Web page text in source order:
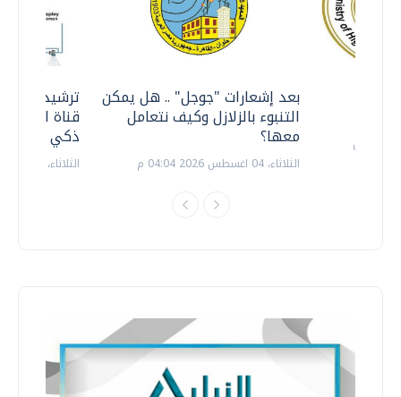
ترشيدا
قناة
ذكي
الثلاثاء، 14 يوليو 2026 06:11 م
بعد إشعارات "جوجل" .. هل يمكن
التنبوء بالزلازل وكيف نتعامل
معها؟
الثلاثاء، 04 اغسطس 2026 04:04 م